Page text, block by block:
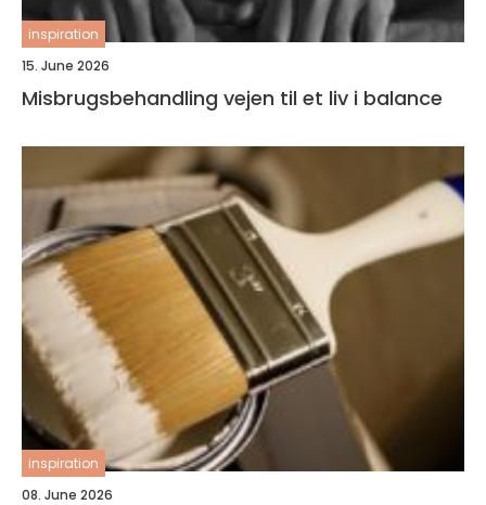
inspiration
15. June 2026
Misbrugsbehandling vejen til et liv i balance
inspiration
08. June 2026